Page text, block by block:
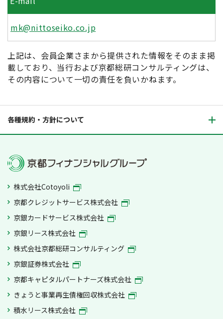
mk@nittoseiko.co.jp
上記は、会員企業さまから提供された情報をそのまま掲
載しており、当行および京都総研コンサルティングは、
その内容について一切の責任を負いかねます。
各種規約・方針について
株式会社Cotoyoli
京都クレジットサービス株式会社
京銀カードサービス株式会社
京銀リース株式会社
株式会社京都総研コンサルティング
京銀証券株式会社
京都キャピタルパートナーズ株式会社
きょうと事業再生債権回収株式会社
積水リース株式会社